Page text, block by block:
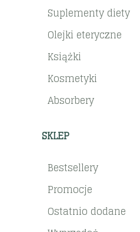
Suplementy diety
Olejki eteryczne
Książki
Kosmetyki
Absorbery
SKLEP
Bestsellery
Promocje
Ostatnio dodane